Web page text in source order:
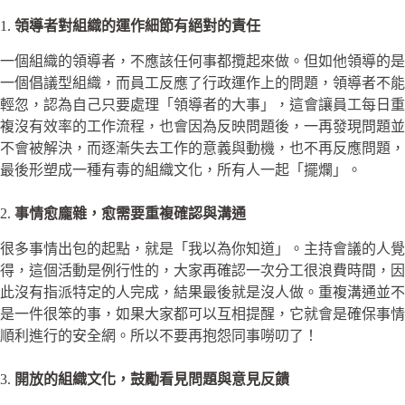
1. 領導者對組織的運作細節有絕對的責任
一個組織的領導者，不應該任何事都攬起來做。但如他領導的是
一個倡議型組織，而員工反應了行政運作上的問題，領導者不能
輕忽，認為自己只要處理「領導者的大事」，這會讓員工每日重
複沒有效率的工作流程，也會因為反映問題後，一再發現問題並
不會被解決，而逐漸失去工作的意義與動機，也不再反應問題，
最後形塑成一種有毒的組織文化，所有人一起「擺爛」。
2. 事情愈龐雜，愈需要重複確認與溝通
很多事情出包的起點，就是「我以為你知道」。主持會議的人覺
得，這個活動是例行性的，大家再確認一次分工很浪費時間，因
此沒有指派特定的人完成，結果最後就是沒人做。重複溝通並不
是一件很笨的事，如果大家都可以互相提醒，它就會是確保事情
順利進行的安全網。所以不要再抱怨同事嘮叨了！
3. 開放的組織文化，鼓勵看見問題與意見反饋